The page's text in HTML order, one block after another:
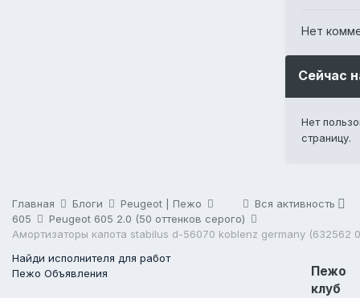
Нет
Сейчас
Нет
страницу.
Вся активность
Главная Блоги
Peugeot | Пежо
605
Peugeot 605 2.0 (50 оттенков серого)
Найди исполнителя для работ
Пежо Объявления
Пежо
клуб